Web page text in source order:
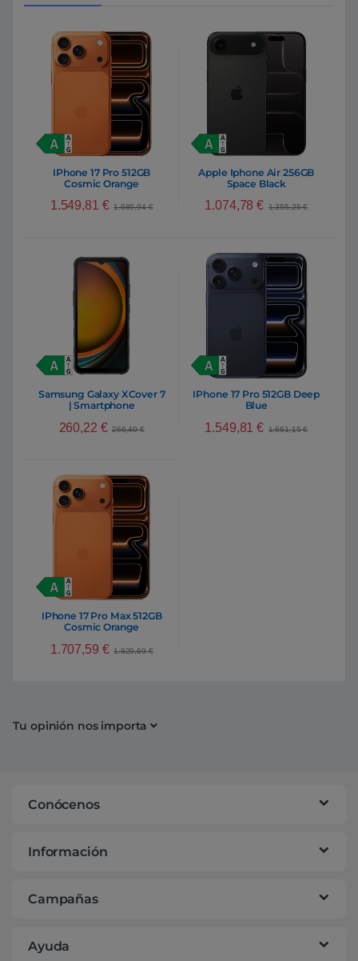
IPhone 17 Pro 512GB
Cosmic Orange
1.549,81 € 1.689,94€
Apple Iphone Air 256GB
Space Black
1.074,78€ 1.355,25€
Samsung Galaxy XCover 7
| Smartphone
Empresas 6GB 128GB
260,22 € 266,40€
IPhone 17 Pro 512GB Deep
Blue
1.549,81€ 1.661,15€
IPhone 17 Pro Max 512GB
Cosmic Orange
1.707,59 € 1.829,69€
Tu opinión nos importa
Conócenos
Información
Campañas
Ayuda